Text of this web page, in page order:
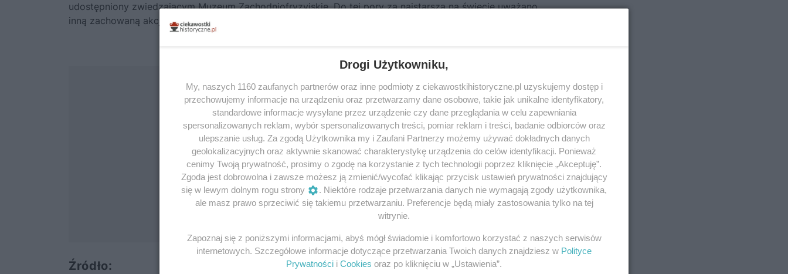
udostępniony zwiedzającym Muzeum Zachodniofryzyjskie. Do tej pory za najstarszą na świecie uważano
inną zachowaną akcję tej samej spółki, wydaną w 1608 roku.
Źródło:
Drogi Użytkowniku,
My, naszych 1160 zaufanych partnerów oraz inne podmioty z ciekawostkihistoryczne.pl uzyskujemy dostęp i
przechowujemy informacje na urządzeniu oraz przetwarzamy dane osobowe, takie jak unikalne identyfikatory,
standardowe informacje wysyłane przez urządzenie czy dane przeglądania w celu zapewniania
spersonalizowanych reklam, wybór spersonalizowanych treści, pomiar reklam i treści, badanie odbiorców oraz
ulepszanie usług. Za zgodą Użytkownika my i Zaufani Partnerzy możemy używać dokładnych danych
geolokalizacyjnych oraz aktywnie skanować charakterystykę urządzenia do celów identyfikacji. Ponieważ
cenimy Twoją prywatność, prosimy o zgodę na korzystanie z tych technologii poprzez kliknięcie „Akceptuję”.
Zgoda jest dobrowolna i zawsze możesz ją zmienić/wycofać klikając przycisk ustawień prywatności znajdujący
się w lewym dolnym rogu strony
. Niektóre rodzaje przetwarzania danych nie wymagają zgody użytkownika,
ale masz prawo sprzeciwić się takiemu przetwarzaniu. Preferencje będą miały zastosowania tylko na tej
witrynie.
Zapoznaj się z poniższymi informacjami, abyś mógł świadomie i komfortowo korzystać z naszych serwisów
internetowych. Szczegółowe informacje dotyczące przetwarzania Twoich danych znajdziesz w Polityce
Prywatności i Cookies oraz po kliknięciu w „Ustawienia”.